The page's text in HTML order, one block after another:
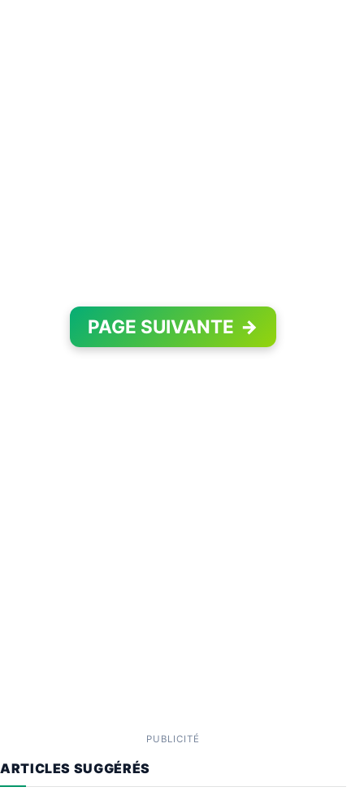
PAGE SUIVANTE →
PUBLICITÉ
ARTICLES SUGGÉRÉS